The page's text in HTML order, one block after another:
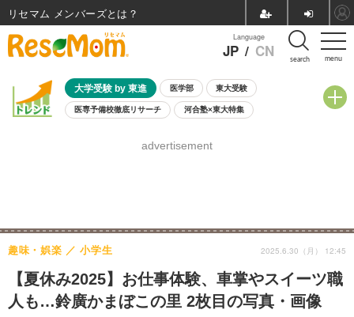
menu
Language
JP / CN search
大学受験 by 東進 医学部 東大受験
医専予備校徹底リサーチ 河合塾×東大特集
8月開催学校説明会・相談会
advertisement
【夏休み2025】お仕事体験、車掌やスイーツ職
人も…鈴廣かまぼこの里 2枚目の写真・画像
趣味・娯楽 小学生 2025.6.30（月） 12:45
リセマム メンバーズ